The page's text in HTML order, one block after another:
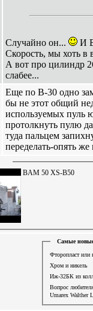
Случайно он...
И
Скорость, мы хоть в
А вот про цилиндр
слабее...
Еще по В-30 одно
бы не этот общий
используемых пуль
протолкнуть пулю
туда пальцем
переделать-опять
BAM 50 XS-B50
Самые
Фторопласт или
Хром и никель
Иж-32БК из
Вопрос
Umarex Walther